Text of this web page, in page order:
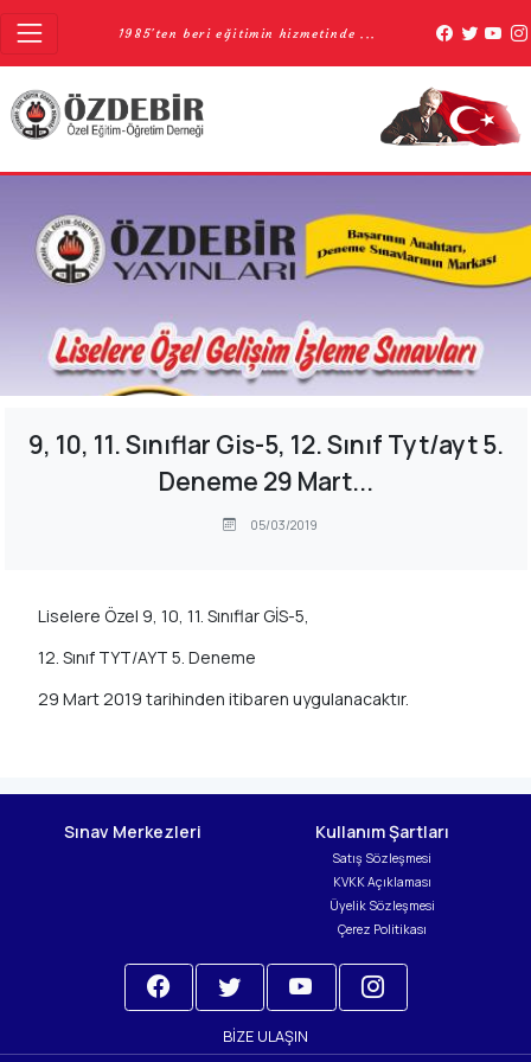
1985'ten beri eğitimin hizmetinde ...
9, 10, 11. Sınıflar Gis-5, 12. Sınıf Tyt/ayt 5.
Deneme 29 Mart...
05/03/2019
Liselere Özel 9, 10, 11. Sınıflar GİS-5,
12. Sınıf TYT/AYT 5. Deneme
29 Mart 2019 tarihinden itibaren uygulanacaktır.
Sınav Merkezleri Kullanım Şartları
Satış Sözleşmesi
KVKK Açıklaması
Üyelik Sözleşmesi
Çerez Politikası
BIZE ULAŞIN